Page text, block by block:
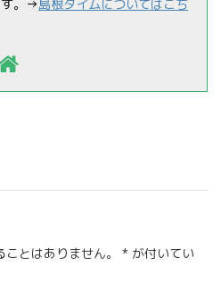
す。→島根タイムについてはこち
とはありません。 * が付いてい